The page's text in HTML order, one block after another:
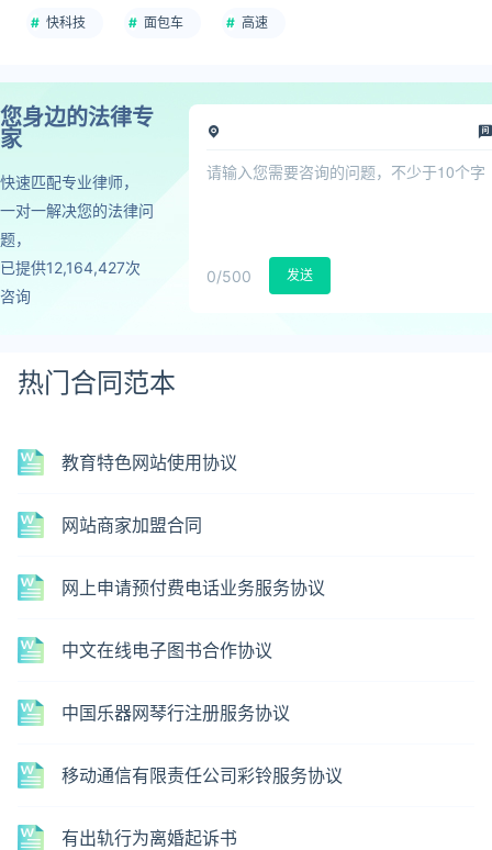
快科技 面包车 高速
您身边的法律专
家
快速匹配专业律师，
一对一解决您的法律问
题，
已提供12,164,427次
咨询
0/500 发送
热门合同范本
教育特色网站使用协议
网站商家加盟合同
网上申请预付费电话业务服务协议
中文在线电子图书合作协议
中国乐器网琴行注册服务协议
移动通信有限责任公司彩铃服务协议
有出轨行为离婚起诉书